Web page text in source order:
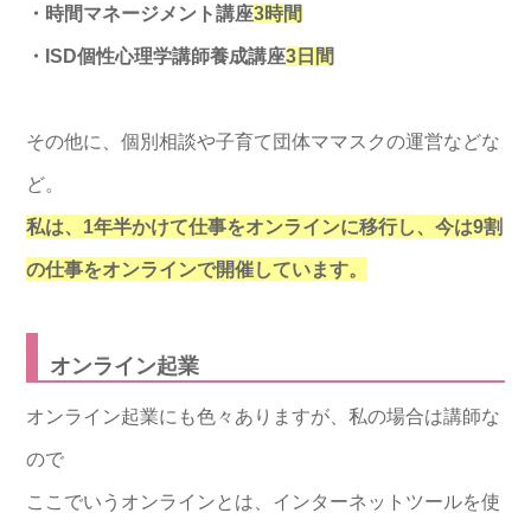
・時間マネージメント講座3時間
・ISD個性心理学講師養成講座3日間
その他に、個別相談や子育て団体ママスクの運営などな
ど。
私は、1年半かけて仕事をオンラインに移行し、今は9割
の仕事をオンラインで開催しています。
オンライン起業
オンライン起業にも色々ありますが、私の場合は講師な
ので
ここでいうオンラインとは、インターネットツールを使